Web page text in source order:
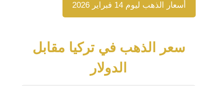
أسعار الذهب ليوم 14 فبراير 2026
سعر الذهب في تركيا مقابل
الدولار